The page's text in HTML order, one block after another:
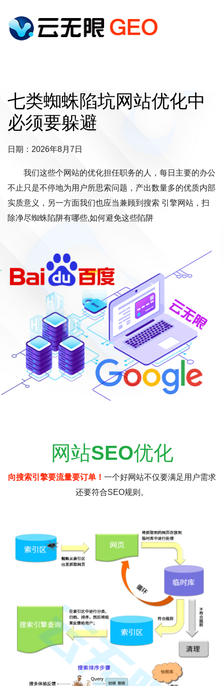
七类蜘蛛陷坑网站优化中
必须要躲避
日期：2026年8月7日
我们这些个网站的优化担任职务的人，每日主要的办公
不止只是不停地为用户所思索问题，产出数量多的优质内部
实质意义，另一方面我们也应当兼顾到搜索 引擎网站，扫
除净尽蜘蛛陷阱有哪些,如何避免这些陷阱
网站SEO优化
向搜索引擎要流量要订单！ 一个好网站不仅要满足用户需求
还要符合SEO规则。